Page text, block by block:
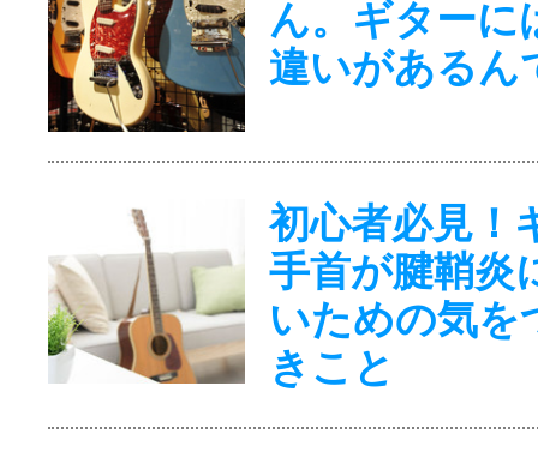
ん。ギターに
違いがあるん
初心者必見！
手首が腱鞘炎
いための気を
きこと